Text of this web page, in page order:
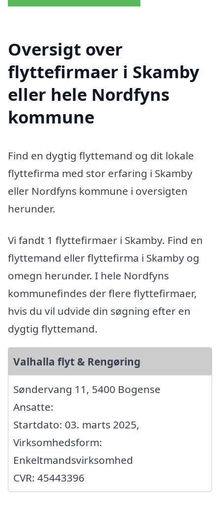
Oversigt over
flyttefirmaer i Skamby
eller hele Nordfyns
kommune
Find en dygtig flyttemand og dit lokale
flyttefirma med stor erfaring i Skamby
eller Nordfyns kommune i oversigten
herunder.
Vi fandt 1 flyttefirmaer i Skamby. Find en
flyttemand eller flyttefirma i Skamby og
omegn herunder. I hele Nordfyns
kommunefindes der flere flyttefirmaer,
hvis du vil udvide din søgning efter en
dygtig flyttemand.
Valhalla flyt & Rengøring
Søndervang 11, 5400 Bogense
Ansatte:
Startdato: 03. marts 2025,
Virksomhedsform:
Enkeltmandsvirksomhed
CVR: 45443396